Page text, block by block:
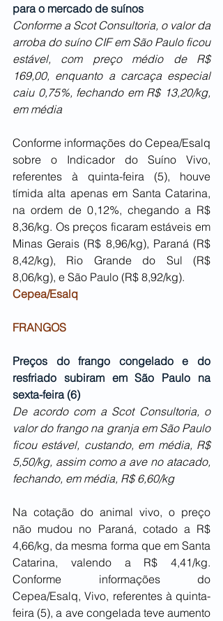
para o mercado de suínos
Conforme a Scot Consultoria, o valor da
arroba do suíno CIF em São Paulo ficou
estável, com preço médio de R$
169,00, enquanto a carcaça especial
caiu 0,75%, fechando em R$ 13,20/kg,
em média
Conforme informações do Cepea/Esalq
sobre o Indicador do Suíno Vivo,
referentes à quinta-feira (5), houve
tímida alta apenas em Santa Catarina,
na ordem de 0,12%, chegando a R$
8,36/kg. Os preços ficaram estáveis em
Minas Gerais (R$ 8,96/kg), Paraná (R$
8,42/kg), Rio Grande do Sul (R$
8,06/kg), e São Paulo (R$ 8,92/kg).
Cepea/Esalq
FRANGOS
Preços do frango congelado e do
resfriado subiram em São Paulo na
sexta-feira (6)
De acordo com a Scot Consultoria, o
valor do frango na granja em São Paulo
ficou estável, custando, em média, R$
5,50/kg, assim como a ave no atacado,
fechando, em média, R$ 6,60/kg
Na cotação do animal vivo, o preço
não mudou no Paraná, cotado a R$
4,66/kg, da mesma forma que em Santa
Catarina, valendo a R$ 4,41/kg.
Conforme informações do
Cepea/Esalq, Vivo, referentes à quinta-
feira (5), a ave congelada teve aumento